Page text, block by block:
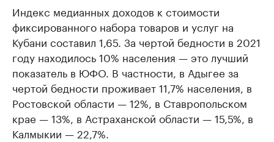
Индекс медианных доходов к стоимости
фиксированного набора товаров и услуг на
Кубани составил 1,65. За чертой бедности в 2021
году находилось 10% населения — это лучший
показатель в ЮФО. В частности, в Адыгее за
чертой бедности проживает 11,7% населения, в
Ростовской области — 12%, в Ставропольском
крае — 13%, в Астраханской области — 15,5%, в
Калмыкии — 22,7%.